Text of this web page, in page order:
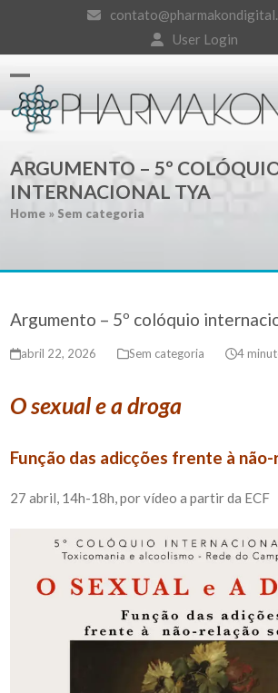
content
User Login
Open
mobile
menu
Close
mobile
menu
ARGUMENTO – 5º
INTERNACIONAL TYA
Home » Sem categoria
Argumento – 5º colóquio
abril 22, 2026 Sem categoria 4
O sexual e a droga
Função das adicções frente à
27 abril, 14h-18h, por vídeo a partir da ECF